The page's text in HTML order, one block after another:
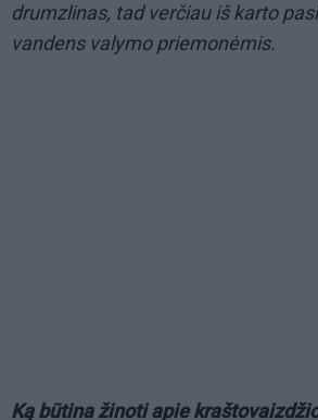
drumzlinas, tad verčiau iš karto
vandens valymo priemonėmis.
Ką būtina žinoti apie